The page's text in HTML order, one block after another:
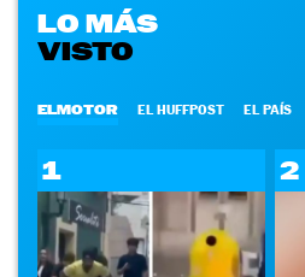
LO MÁS
VISTO
ELMOTOR EL HUFFPOST EL PAÍS
1 2